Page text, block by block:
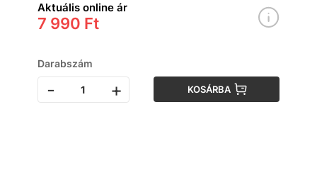
Aktuális online ár
7 990 Ft
Darabszám
- + KOSÁRBA